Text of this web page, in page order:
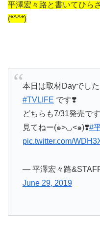
平澤宏々路と書いてひら
(*^^*)
本日は取材Dayでした
#TVLIFE です❣️
どちらも7/31発売で
見てねー(๑>◡<๑)❣️#
pic.twitter.com/
— 平澤宏々路
June 29, 2019